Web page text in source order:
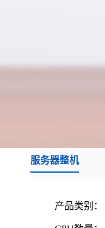
服务器整机
产品类别：